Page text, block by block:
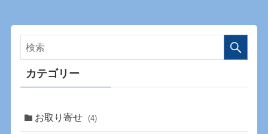
カテゴリー
お取り寄せ (4)